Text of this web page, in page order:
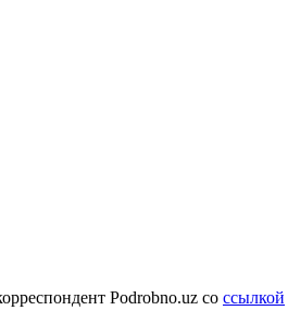
Podrobno.uz со ссылкой